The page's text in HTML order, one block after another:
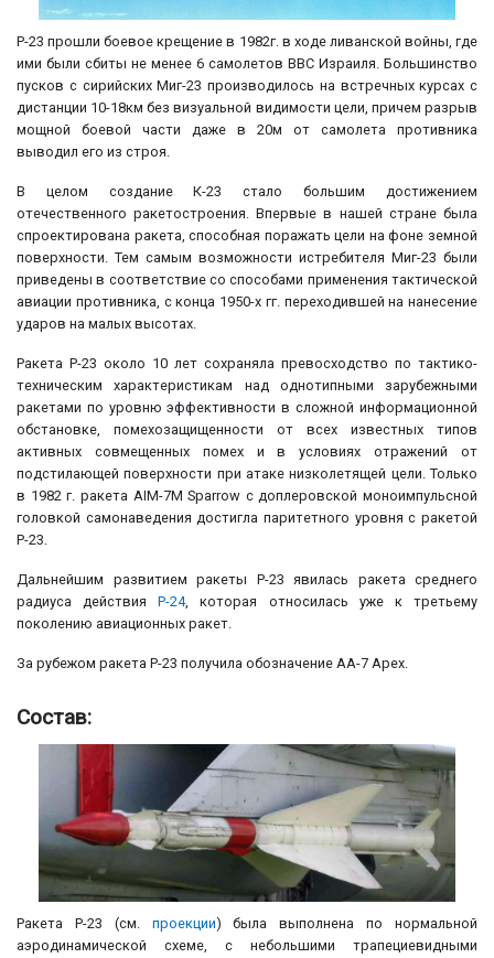
Р-23 прошли боевое крещение в 1982г. в ходе ливанской войны, где
ими были сбиты не менее 6 самолетов ВВС Израиля. Большинство
пусков с сирийских Миг-23 производилось на встречных курсах с
дистанции 10-18км без визуальной видимости цели, причем разрыв
мощной боевой части даже в 20м от самолета противника
выводил его из строя.
В целом создание К-23 стало большим достижением
отечественного ракетостроения. Впервые в нашей стране была
спроектирована ракета, способная поражать цели на фоне земной
поверхности. Тем самым возможности истребителя Миг-23 были
приведены в соответствие со способами применения тактической
авиации противника, с конца 1950-х гг. переходившей на нанесение
ударов на малых высотах.
Ракета Р-23 около 10 лет сохраняла превосходство по тактико-
техническим характеристикам над однотипными зарубежными
ракетами по уровню эффективности в сложной информационной
обстановке, помехозащищенности от всех известных типов
активных совмещенных помех и в условиях отражений от
подстилающей поверхности при атаке низколетящей цели. Только
в 1982 г. ракета АIМ-7М Sparrow с доплеровской моноимпульсной
головкой самонаведения достигла паритетного уровня с ракетой
Р-23.
Дальнейшим развитием ракеты Р-23 явилась ракета среднего
радиуса действияР-24, которая относилась уже к третьему
поколению авиационных ракет.
За рубежом ракета Р-23 получила обозначение АА-7 Apex.
Состав:
Ракета Р-23 (см. проекции) была выполнена по нормальной
аэродинамической схеме, с небольшими трапециевидными